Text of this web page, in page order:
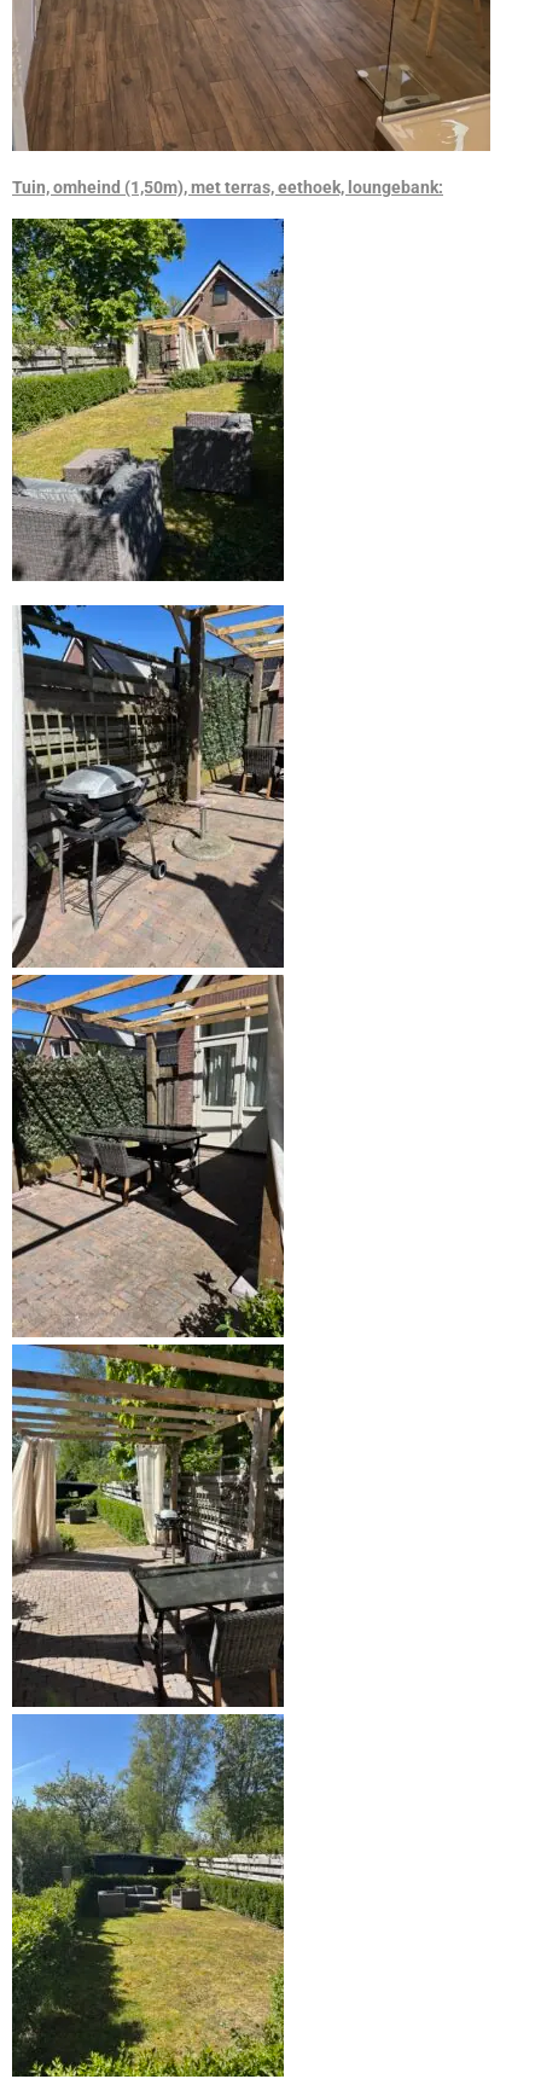
Tuin, omheind (1,50m), met terras, eethoek, loungebank: